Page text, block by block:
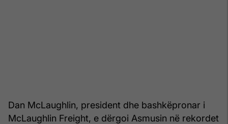
Dan McLaughlin, president dhe bashkëpronar i
McLaughlin Freight, e dërgoi Asmusin në rekordet